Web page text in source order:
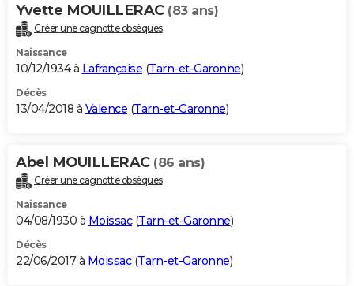
Yvette MOUILLERAC (83 ans)
Créer une cagnotte obsèques
Naissance
10/12/1934 à Lafrançaise (Tarn-et-Garonne)
Décès
13/04/2018 à Valence (Tarn-et-Garonne)
Abel MOUILLERAC (86 ans)
Créer une cagnotte obsèques
Naissance
04/08/1930 à Moissac(Tarn-et-Garonne)
Décès
22/06/2017 à Moissac(Tarn-et-Garonne)